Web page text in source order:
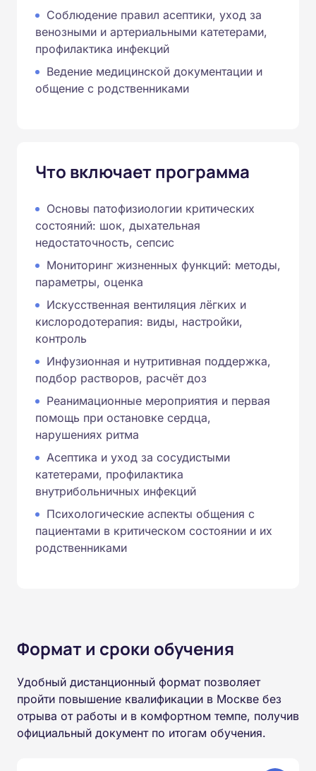
Соблюдение правил асептики, уход за
венозными и артериальными катетерами,
профилактика инфекций
Ведение медицинской документации и
общение с родственниками
Что включает программа
Основы патофизиологии критических
состояний: шок, дыхательная
недостаточность, сепсис
Мониторинг жизненных функций: методы,
параметры, оценка
Искусственная вентиляция лёгких и
кислородотерапия: виды, настройки,
контроль
Инфузионная и нутритивная поддержка,
подбор растворов, расчёт доз
Реанимационные мероприятия и первая
помощь при остановке сердца,
нарушениях ритма
Асептика и уход за сосудистыми
катетерами, профилактика
внутрибольничных инфекций
Психологические аспекты общения с
пациентами в критическом состоянии и их
родственниками
Формат и сроки обучения
Удобный дистанционный формат позволяет
пройти повышение квалификации в Москве без
отрыва от работы и в комфортном темпе, получив
официальный документ по итогам обучения.